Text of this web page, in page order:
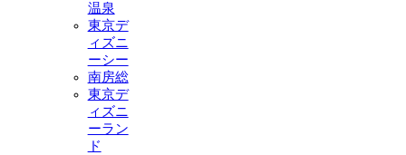
温泉
東京デ
ィズニ
ーシー
南房総
東京デ
ィズニ
ーラン
ド